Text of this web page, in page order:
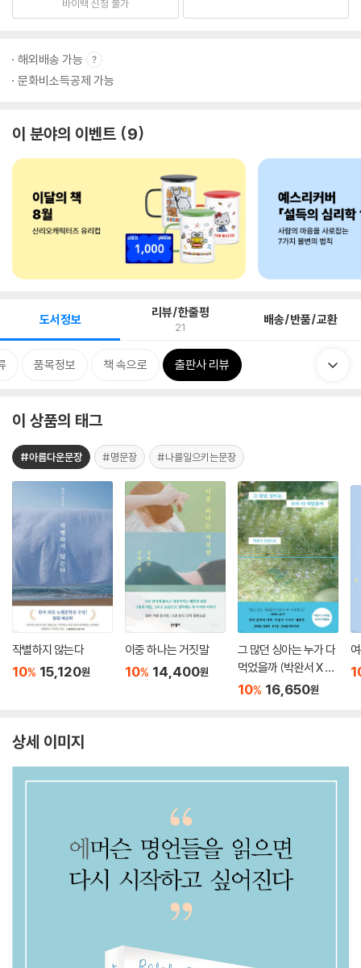
바이백 신청 불가
해외배송 가능
문화비소득공제 가능
이 분야의 이벤트 9
도서정보 리뷰/한줄평
21 배송/반품/교환
품목정보 책 속으로 출판사 리뷰
이 상품의 태그
#아름다운문장 #명문장 #나를일으키는문장
작별하지 않는다
10% 15,120원
이중 하나는 거짓말
10% 14,400원
그 많던 싱아는 누가 다
먹었을까 (박완서 X 이
옥토 리커버 특별판)
10% 16,650원
상세 이미지